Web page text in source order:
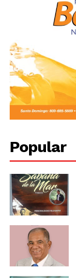
Popular